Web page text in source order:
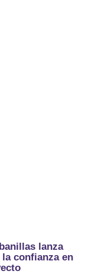
lanza
confianza en